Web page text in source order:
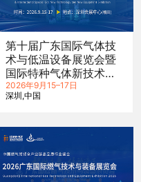
第十届广东国际气体技
术与低温设备展览会暨
国际特种气体新技术与
新装备展览会
2026年9月15–17日
深圳 中国